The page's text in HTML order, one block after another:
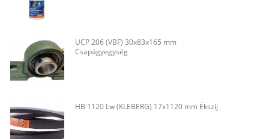
UCP 206 (VBF) 30x83x165 mm
Csapágyegység
HB 1120 Lw (KLEBERG) 17x1120 mm Ékszíj